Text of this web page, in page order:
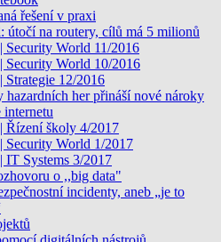
řešení v praxi
útočí na routery, cílů má 5 milionů
World 11/2016
World 10/2016
12/2016
hazardních her přináší nové nároky
internetu
Řízení školy 4/2017
World 1/2017
Systems 3/2017
o ,,big data"
incidenty, aneb „je to